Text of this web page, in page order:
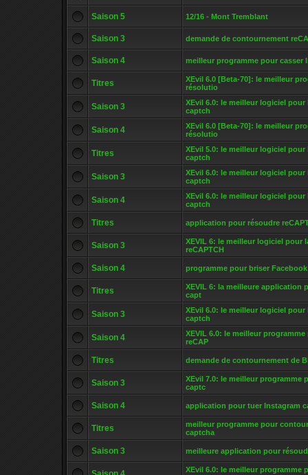
Saison 5 12/16 - Mont Tremblant
Saison 3 demande de contournement
Saison 4 meilleur programme pour casser
Titres
XEvil 6.0 [Beta-70]: le meilleur
résolutio
Saison 3
XEvil 6.0: le meilleur logiciel
captch
Saison 4
XEvil 6.0 [Beta-70]: le meilleur
résolutio
Titres
XEvil 5.0: le meilleur logiciel
captch
Saison 3
XEvil 6.0: le meilleur logiciel
captch
Saison 4
XEvil 6.0: le meilleur logiciel
captch
Titres application pour résoudre
Saison 3
XEVIL 6: le meilleur logiciel pour
reCAPTCH
Saison 4 programme pour briser
Titres
XEVIL 6: la meilleure application
capt
Saison 3
XEvil 6.0: le meilleur logiciel
captch
Saison 4
XEVIL 6.0: le meilleur
reCAP
Titres demande de contournement de
Saison 3
XEvil 7.0: le meilleur programme
captc
Saison 4 application pour tuer Instagram
Titres
meilleur programme pour
captcha
Saison 3 meilleure application pour
XEvil 6.0: le meilleur programme